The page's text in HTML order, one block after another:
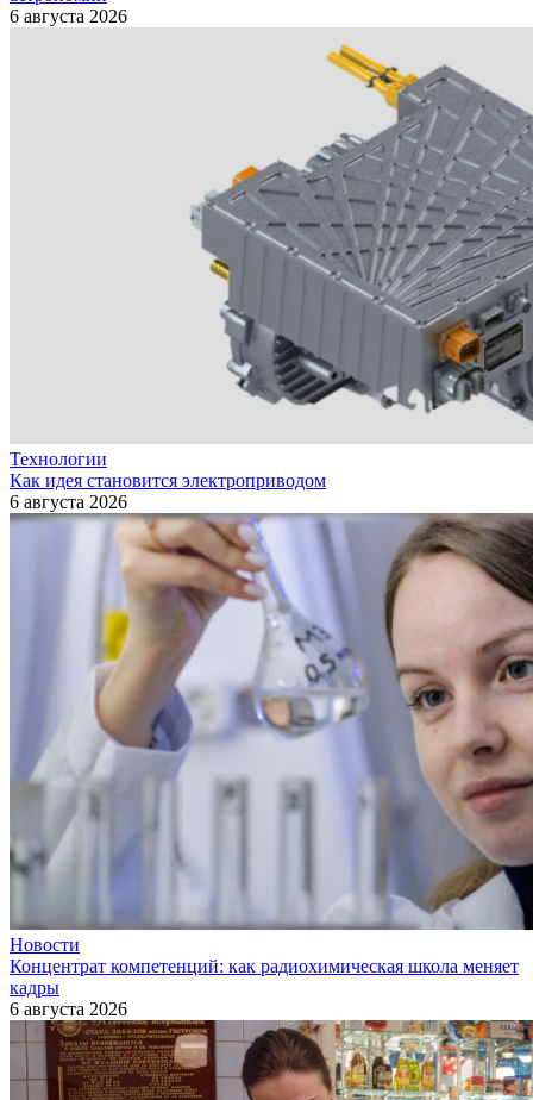
6 августа 2026
Технологии
Как идея становится электроприводом
6 августа 2026
Новости
Концентрат компетенций: как радиохимическая школа меняет
кадры
6 августа 2026